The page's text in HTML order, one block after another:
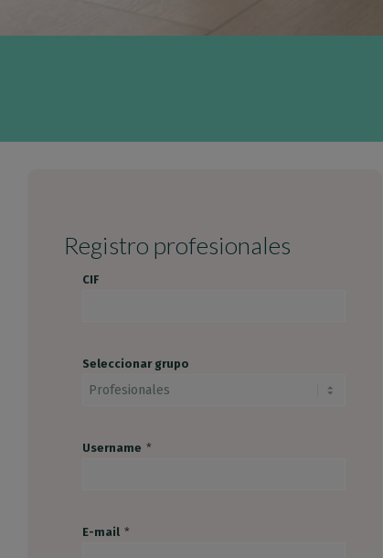
Registro profesionales
CIF
Seleccionar grupo
Username *
E-mail *